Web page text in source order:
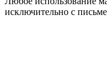
исключительно с